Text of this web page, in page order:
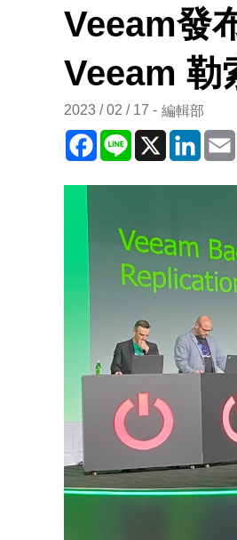
Veeam發
Veeam 勒
2023 / 02 / 17 編輯部
Facebook
Line X